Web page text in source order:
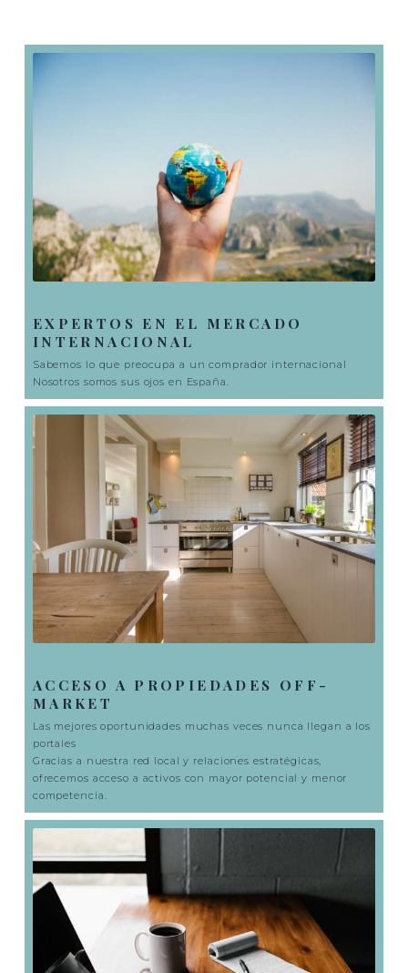
EXPERTOS EN EL MERCADO
INTERNACIONAL
Sabemos lo que preocupa a un comprador internacional
Nosotros somos sus ojos en España.
ACCESO A PROPIEDADES OFF-
MARKET
Las mejores oportunidades muchas veces nunca llegan a los
portales
Gracias a nuestra red local y relaciones estratégicas,
ofrecemos acceso a activos con mayor potencial y menor
competencia.